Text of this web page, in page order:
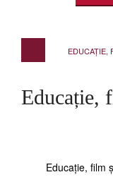
EDUCAȚIE,
Educație,
Educație, film